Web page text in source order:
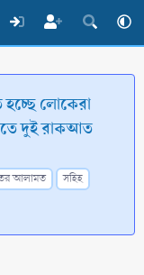
লোকেরা
দুই রাকআত
আলামত
সহিহ